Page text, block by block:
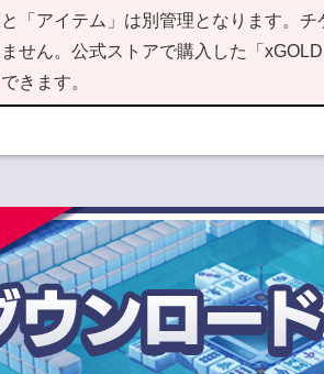
「アイテム」は別管理となります。チ
せん。公式ストアで購入した「
きます。